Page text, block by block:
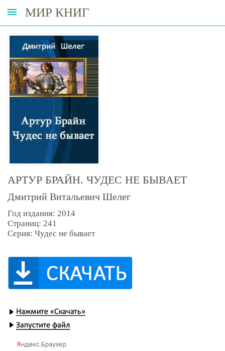
МИР КНИГ
АРТУР БРАЙН. ЧУДЕС НЕ БЫВАЕТ
Дмитрий Витальевич Шелег
Год издания: 2014
Страниц: 241
Серия: Чудес не бывает